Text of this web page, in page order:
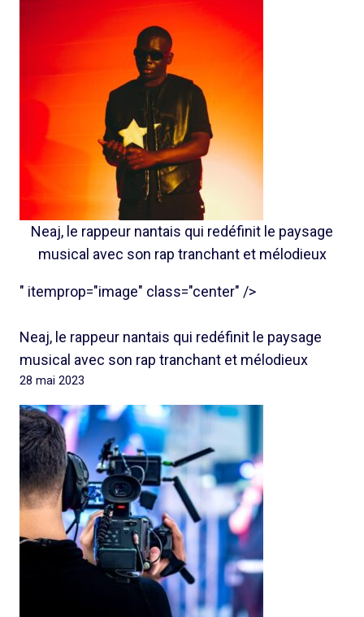
Neaj, le rappeur nantais qui redéfinit le paysage
musical avec son rap tranchant et mélodieux
" itemprop="image" class="center" />
Neaj, le rappeur nantais qui redéfinit le paysage
musical avec son rap tranchant et mélodieux
28 mai 2023